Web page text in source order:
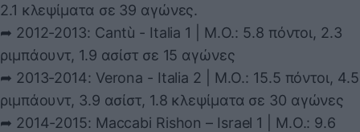
2.1 κλεψίματα σε 39 αγώνες.
➦ 2012-2013: Cantù - Italia 1 | Μ.Ο.: 5.8 πόντοι, 2.3
ριμπάουντ, 1.9 ασίστ σε 15 αγώνες
➦ 2013-2014: Verona - Italia 2 | Μ.Ο.: 15.5 πόντοι, 4.5
ριμπάουντ, 3.9 ασίστ, 1.8 κλεψίματα σε 30 αγώνες
➦ 2014-2015: Maccabi Rishon – Ιsrael 1 | Μ.Ο.: 9.6